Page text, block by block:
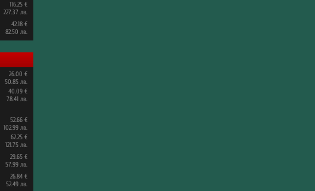
116.25 €
227.37 лв.
42.18 €
82.50 лв.
26.00 €
50.85 лв.
40.09 €
78.41 лв.
52.66 €
102.99 лв.
62.25 €
121.75 лв.
29.65 €
57.99 лв.
26.84 €
52.49 лв.